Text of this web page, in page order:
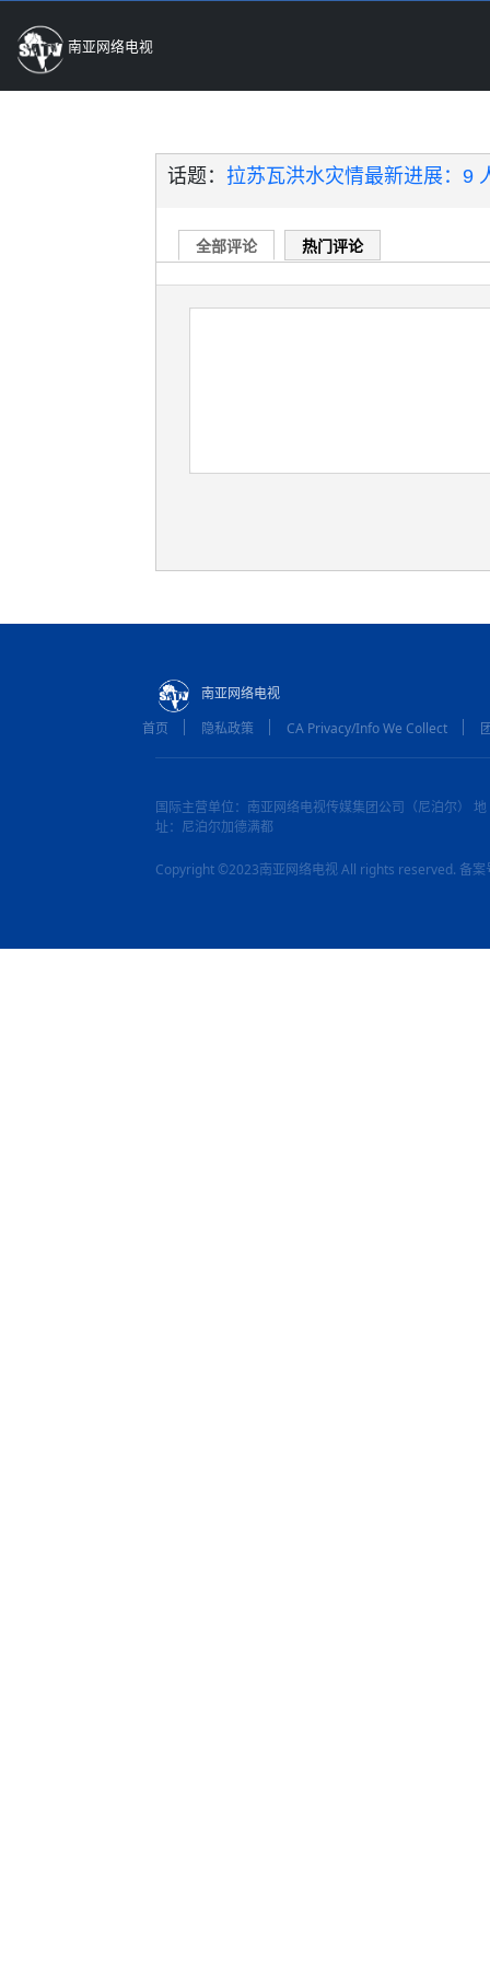
南亚网络电视
话题： 拉苏瓦洪水灾情最新进展：9
全部评论 热门评论
南亚网络电视
首页
隐私政策 CA Privacy/Info We Collect
国际主营单位：南亚网络电视传媒集团公司（尼泊尔） 地
址：尼泊尔加德满都
Copyright ©2023南亚网络电视 All rights reserved. 备